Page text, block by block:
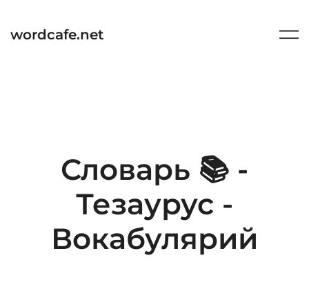
содержимому
wordcafe.net
Словарь 📚 -
Тезаурус -
Вокабулярий